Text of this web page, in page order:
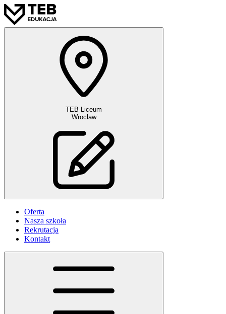
TEB Liceum
Wrocław
Oferta
Nasza szkoła
Rekrutacja
Kontakt